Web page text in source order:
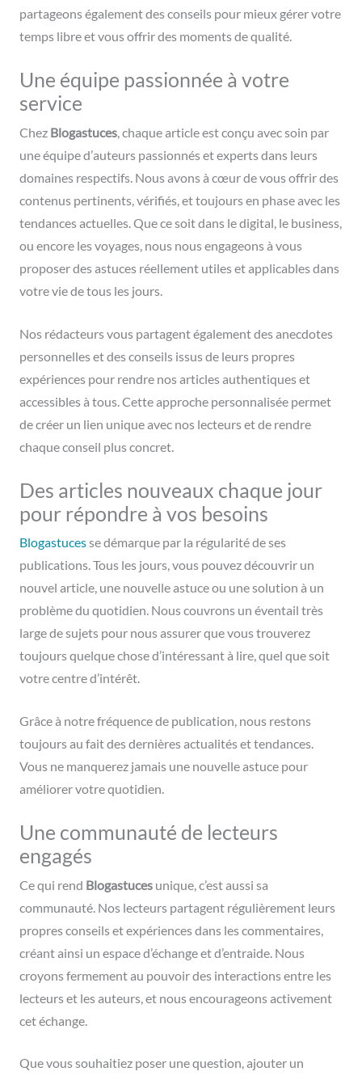
partageons également des conseils pour mieux gérer votre
temps libre et vous offrir des moments de qualité.
Une équipe passionnée à votre
service
Chez Blogastuces, chaque article est conçu avec soin par
une équipe d’auteurs passionnés et experts dans leurs
domaines respectifs. Nous avons à cœur de vous offrir des
contenus pertinents, vérifiés, et toujours en phase avec les
tendances actuelles. Que ce soit dans le digital, le business,
ou encore les voyages, nous nous engageons à vous
proposer des astuces réellement utiles et applicables dans
votre vie de tous les jours.
Nos rédacteurs vous partagent également des anecdotes
personnelles et des conseils issus de leurs propres
expériences pour rendre nos articles authentiques et
accessibles à tous. Cette approche personnalisée permet
de créer un lien unique avec nos lecteurs et de rendre
chaque conseil plus concret.
Des articles nouveaux chaque jour
pour répondre à vos besoins
Blogastucesse démarque par la régularité de ses
publications. Tous les jours, vous pouvez découvrir un
nouvel article, une nouvelle astuce ou une solution à un
problème du quotidien. Nous couvrons un éventail très
large de sujets pour nous assurer que vous trouverez
toujours quelque chose d’intéressant à lire, quel que soit
votre centre d’intérêt.
Grâce à notre fréquence de publication, nous restons
toujours au fait des dernières actualités et tendances.
Vous ne manquerez jamais une nouvelle astuce pour
améliorer votre quotidien.
Une communauté de lecteurs
engagés
Ce qui rend Blogastucesunique, c’est aussi sa
communauté. Nos lecteurs partagent régulièrement leurs
propres conseils et expériences dans les commentaires,
créant ainsi un espace d’échange et d’entraide. Nous
croyons fermement au pouvoir des interactions entre les
lecteurs et les auteurs, et nous encourageons activement
cet échange.
Que vous souhaitiez poser une question, ajouter un